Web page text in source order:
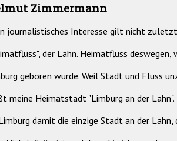
Zimmermann
journalistisches Interesse gilt nicht
der Lahn. Heimatfluss deswegen,
geboren wurde. Weil Stadt und Fluss
meine Heimatstadt "Limburg an der Lahn".
damit die einzige Stadt an der Lahn,